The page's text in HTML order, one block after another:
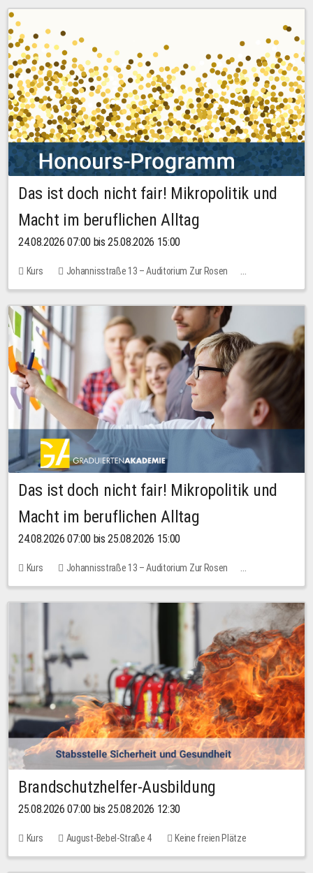
Das ist doch nicht fair! Mikropolitik und
Macht im beruflichen Alltag
24.08.2026 07:00 bis 25.08.2026 15:00
Kurs
Johannisstraße 13 – Auditorium Zur Rosen
Keine freien Plätze
Das ist doch nicht fair! Mikropolitik und
Macht im beruflichen Alltag
24.08.2026 07:00 bis 25.08.2026 15:00
Kurs
Johannisstraße 13 – Auditorium Zur Rosen
Keine freien Plätze
30,00 EUR
Brandschutzhelfer-Ausbildung
25.08.2026 07:00 bis 25.08.2026 12:30
Kurs August-Bebel-Straße 4 Keine freien Plätze